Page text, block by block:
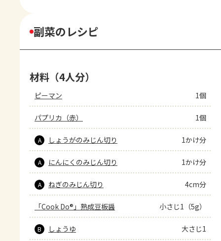
副菜のレシピ
材料（4人分）
ピーマン 1個
パプリカ（赤） 1個
A しょうがのみじん切り 1かけ分
A にんにくのみじん切り 1かけ分
A ねぎのみじん切り 4cm分
「Cook Do®」熟成豆板醤 小さじ1（5g）
B しょうゆ 大さじ1